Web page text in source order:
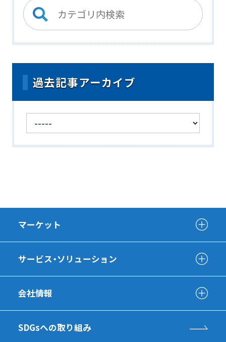
過去記事アーカイブ
マーケット
サービス・ソリューション
会社情報
SDGsへの取り組み